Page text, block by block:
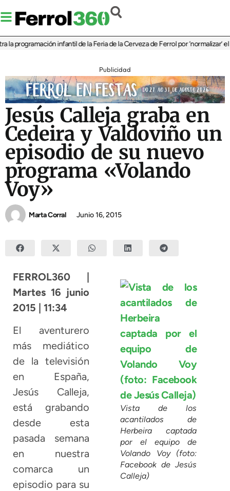
infantil de la Feria de la Cerveza de Ferrol por ‘normalizar’ el
Publicidad
Jesús Calleja graba en
Cedeira y Valdoviño un
episodio de su nuevo
programa «Volando
Voy»
Marta Corral Junio 16, 2015
FERROL360 |
Martes 16 junio
2015 | 11:34
El aventurero
más mediático
de la televisión
en España,
Jesús Calleja,
está grabando
desde esta
pasada semana
en nuestra
comarca un
episodio para su
Vista de los
acantilados de
Herbeira captada
por el equipo de
Volando Voy (foto:
Facebook de Jesús
Calleja)